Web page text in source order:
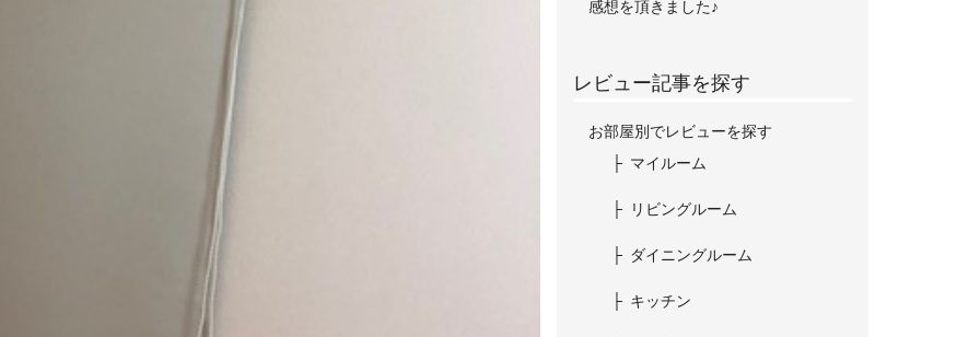
感想を頂きました♪
レビュー記事を探す
お部屋別でレビューを探す
マイルーム
リビングルーム
ダイニングルーム
キッチン